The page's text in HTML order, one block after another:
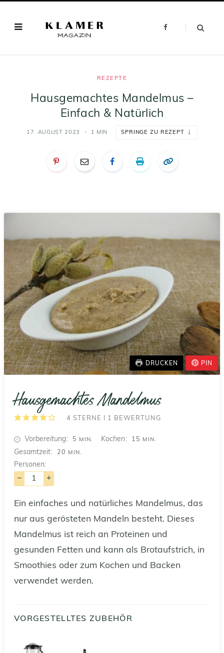
F
REZEPTE
Hausgemachtes Mandelmus –
Einfach & Natürlich
17. AUGUST 2023 1 MIN SPRINGE ZU REZEPT
DRUCKEN PIN
Hausgemachtes Mandelmus
4 STERNE I 1 BEWERTUNG
Vorbereitung 5 MINUTEN
MIN. Kochen 15 MINUTEN
MIN.
Gesamtzeit 20 MINUTEN
MIN.
Personen:
– +
Ein einfaches und natürliches Mandelmus, das
nur aus gerösteten Mandeln besteht. Dieses
Mandelmus ist reich an Proteinen und
gesunden Fetten und kann als Brotaufstrich, in
Smoothies oder zum Kochen und Backen
verwendet werden.
VORGESTELLTES ZUBEHÖR